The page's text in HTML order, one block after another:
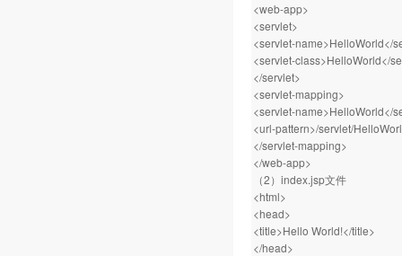
<web-app>
<servlet>
<servlet-name>HelloWorld</
<servlet-class>HelloWorld</
</servlet>
<servlet-mapping>
<servlet-name>HelloWorld</
<url-pattern>/servlet/
</servlet-mapping>
</web-app>
（2）index.jsp文件
<html>
<head>
<title>Hello World!</title>
</head>